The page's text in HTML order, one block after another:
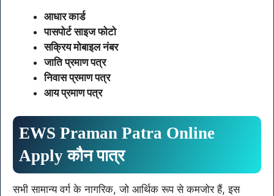
आधार कार्ड
पासपोर्ट साइज फोटो
सक्रिय मोबाइल नंबर
जाति प्रमाण पत्र
निवास प्रमाण पत्र
आय प्रमाण पत्र
EWS Praman Patra Online
Apply कौन पात्र
सभी सामान्य वर्ग के नागरिक, जो आर्थिक रूप से कमजोर हैं, इस